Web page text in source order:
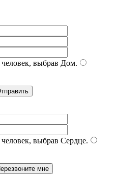
выбрав Дом.
выбрав Сердце.